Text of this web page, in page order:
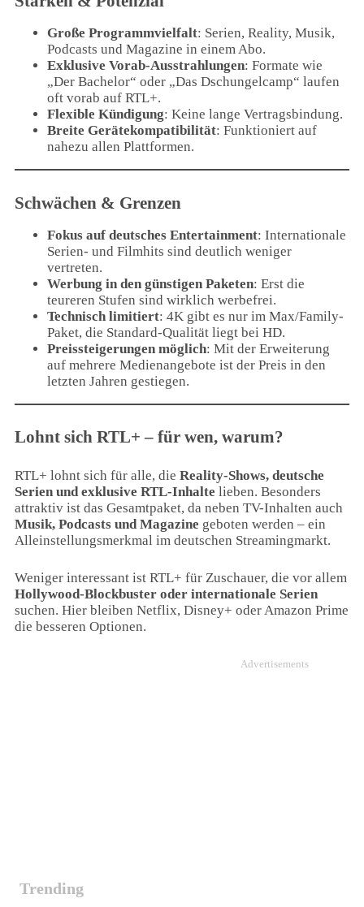
Große Programmvielfalt: Serien, Reality, Musik,
Podcasts und Magazine in einem Abo.
Exklusive Vorab-Ausstrahlungen: Formate wie
„Der Bachelor“ oder „Das Dschungelcamp“ laufen
oft vorab auf RTL+.
Flexible Kündigung: Keine lange Vertragsbindung.
Breite Gerätekompatibilität: Funktioniert auf
nahezu allen Plattformen.
Schwächen & Grenzen
Fokus auf deutsches Entertainment: Internationale
Serien- und Filmhits sind deutlich weniger
vertreten.
Werbung in den günstigen Paketen: Erst die
teureren Stufen sind wirklich werbefrei.
Technisch limitiert: 4K gibt es nur im Max/Family-
Paket, die Standard-Qualität liegt bei HD.
Preissteigerungen möglich: Mit der Erweiterung
auf mehrere Medienangebote ist der Preis in den
letzten Jahren gestiegen.
Lohnt sich RTL+ – für wen, warum?
RTL+ lohnt sich für alle, die Reality-Shows, deutsche
Serien und exklusive RTL-Inhalte lieben. Besonders
attraktiv ist das Gesamtpaket, da neben TV-Inhalten auch
Musik, Podcasts und Magazine geboten werden – ein
Alleinstellungsmerkmal im deutschen Streamingmarkt.
Weniger interessant ist RTL+ für Zuschauer, die vor allem
Hollywood-Blockbuster oder internationale Serien
suchen. Hier bleiben Netflix, Disney+ oder Amazon Prime
die besseren Optionen.
Advertisements
Trending